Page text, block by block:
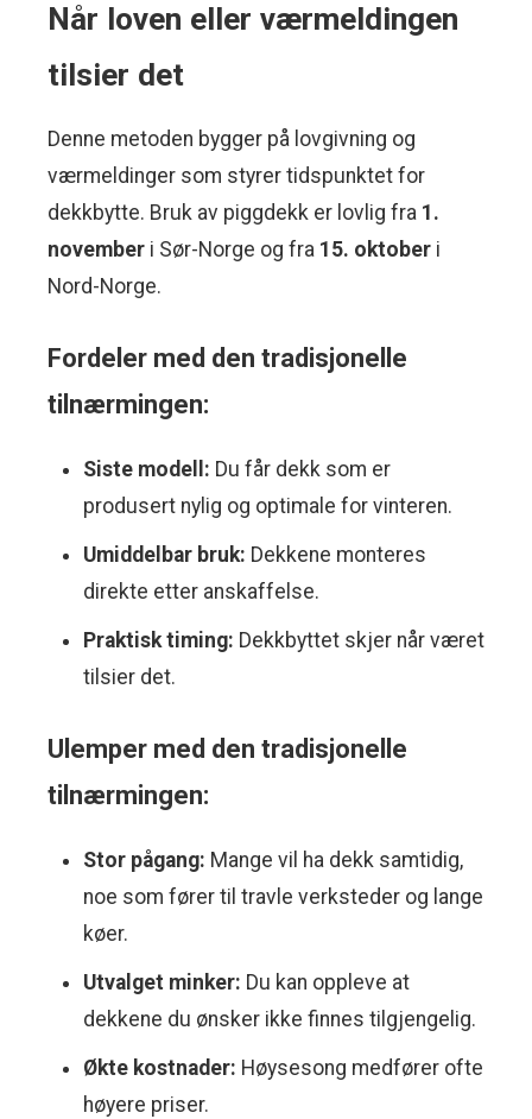
Når loven eller værmeldingen
tilsier det
Denne metoden bygger på lovgivning og
værmeldinger som styrer tidspunktet for
dekkbytte. Bruk av piggdekk er lovlig fra 1.
november i Sør-Norge og fra 15. oktober i
Nord-Norge.
Fordeler med den tradisjonelle
tilnærmingen:
Siste modell: Du får dekk som er
produsert nylig og optimale for vinteren.
Umiddelbar bruk: Dekkene monteres
direkte etter anskaffelse.
Praktisk timing: Dekkbyttet skjer når været
tilsier det.
Ulemper med den tradisjonelle
tilnærmingen:
Stor pågang: Mange vil ha dekk samtidig,
noe som fører til travle verksteder og lange
køer.
Utvalget minker: Du kan oppleve at
dekkene du ønsker ikke finnes tilgjengelig.
Økte kostnader: Høysesong medfører ofte
høyere priser.